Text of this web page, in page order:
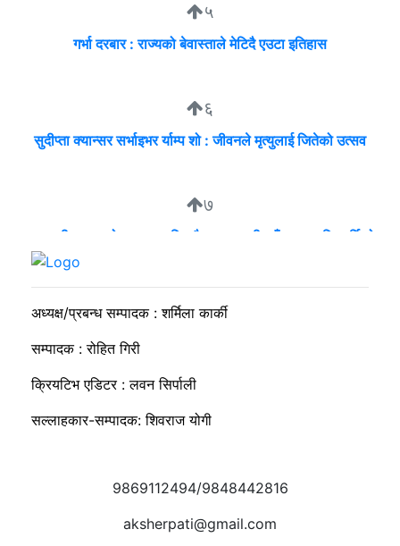
५
गर्भा दरबार : राज्यको बेवास्ताले मेटिदै एउटा इतिहास
६
सुदीप्ता क्यान्सर सर्भाइभर र्याम्प शो : जीवनले मृत्युलाई जितेको उत्सव
७
व्यवसायी मुन्दडाको घरमा एकाबिहानै खानतलासी, पाँच घन्टापछि फर्कियो
अध्यक्ष/प्रबन्ध सम्पादक : शर्मिला कार्की
सम्पादक : रोहित गिरी
क्रियटिभ एडिटर : लवन सिर्पाली
सल्लाहकार-सम्पादक: शिवराज योगी
9869112494/9848442816
aksherpati@gmail.com